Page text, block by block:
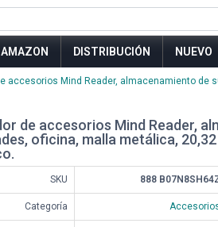
DISTRIBUCIÓN NUEVO
accesorios Mind Reader, almacenamiento de
de accesorios Mind Reader,
oficina, malla metálica,
SKU 888
Categoría